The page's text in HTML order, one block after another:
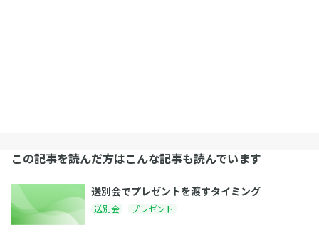
この記事を読んだ方はこんな記事も読んでいます
送別会でプレゼントを渡すタイミング
送別会 プレゼント